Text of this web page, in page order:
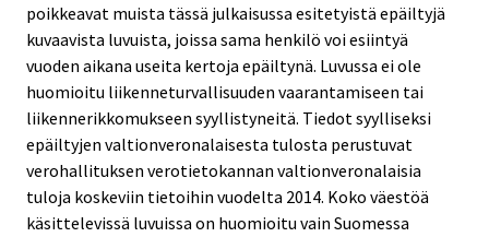
poikkeavat muista tässä julkaisussa esitetyistä epäiltyjä
kuvaavista luvuista, joissa sama henkilö voi esiintyä
vuoden aikana useita kertoja epäiltynä. Luvussa ei ole
huomioitu liikenneturvallisuuden vaarantamiseen tai
liikennerikkomukseen syyllistyneitä. Tiedot syylliseksi
epäiltyjen valtionveronalaisesta tulosta perustuvat
verohallituksen verotietokannan valtionveronalaisia
tuloja koskeviin tietoihin vuodelta 2014. Koko väestöä
käsittelevissä luvuissa on huomioitu vain Suomessa